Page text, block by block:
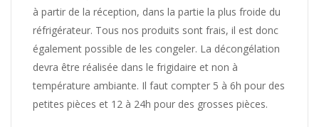
à partir de la réception, dans la partie la plus froide du
réfrigérateur. Tous nos produits sont frais, il est donc
également possible de les congeler. La décongélation
devra être réalisée dans le frigidaire et non à
température ambiante. Il faut compter 5 à 6h pour des
petites pièces et 12 à 24h pour des grosses pièces.